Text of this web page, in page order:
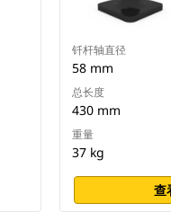
钎杆轴直径
58 mm
总长度
430 mm
重量
37 kg
查